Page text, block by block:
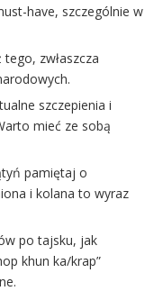
have, szczególnie w
zwłaszcza
szczepienia i
mieć ze sobą
pamiętaj o
i kolana to wyraz
po tajsku, jak
khun ka/krap”